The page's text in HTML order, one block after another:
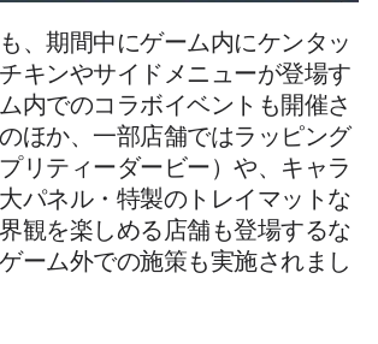
、期間中にゲーム内にケンタッ
キンやサイドメニューが登場す
内でのコラボイベントも開催さ
ほか、一部店舗ではラッピング
リティーダービー）や、キャラ
パネル・特製のトレイマットな
観を楽しめる店舗も登場するな
ーム外での施策も実施されまし